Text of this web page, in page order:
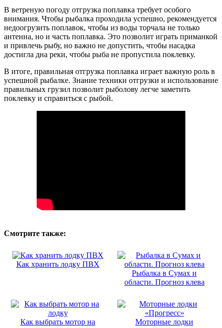
В ветреную погоду отгрузка поплавка требует особого
внимания. Чтобы рыбалка проходила успешно, рекомендуется
недоогрузить поплавок, чтобы из воды торчала не только
антенна, но и часть поплавка. Это позволит играть приманкой
и привлечь рыбу, но важно не допустить, чтобы насадка
достигла дна реки, чтобы рыба не пропустила поклевку.
В итоге, правильная отгрузка поплавка играет важную роль в
успешной рыбалке. Знание техники отгрузки и использование
правильных грузил позволит рыболову легче заметить
поклевку и справиться с рыбой.
Смотрите также:
Как хранить лодку ПВХ
Рыбалка в Сумах и
области. Прогноз клева
Как выбрать мотор на
Моторные лодки